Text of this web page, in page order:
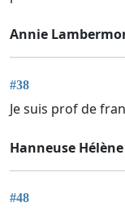
Annie
#38
Je suis prof de
Hanneuse Hélène
#48